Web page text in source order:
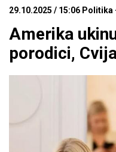
29.10.2025 / 15:06
Amerika
porodici,